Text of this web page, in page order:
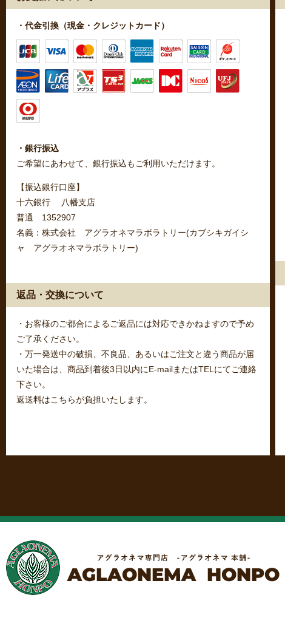
・代金引換（現金・クレジットカード）
・銀行振込
ご希望にあわせて、銀行振込もご利用いただけます。
【振込銀行口座】
十六銀行 八幡支店
普通 1352907
名義：株式会社 アグラオネマラボラトリー(カブシキガイシ
ャ アグラオネマラボラトリー)
返品・交換について
・お客様のご都合によるご返品には対応できかねますので予め
ご了承ください。
・万一発送中の破損、不良品、あるいはご注文と違う商品が届
いた場合は、商品到着後3日以内にE-mailまたはTELにてご連絡
下さい。
返送料はこちらが負担いたします。